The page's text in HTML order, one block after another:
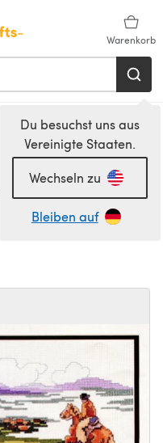
Warenkorb
Du besuchst uns aus
Vereinigte Staaten.
Wechseln zu
Bleiben auf